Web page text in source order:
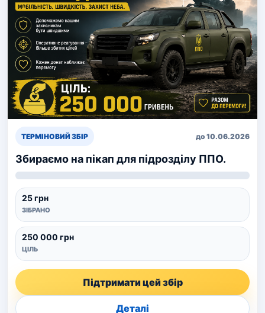
ТЕРМІНОВИЙ ЗБІР до 10.06.2026
Збираємо на пікап для підрозділу ППО.
25 грн
ЗІБРАНО
250 000 грн
ЦІЛЬ
Підтримати цей збір
Деталі